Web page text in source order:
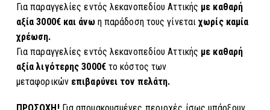
Για παραγγελίες εντός λεκανοπεδίου Αττικής με καθαρή
αξία 3000€ και άνω η παράδοση τους γίνεταιχωρίς καμία
χρέωση.
Για παραγγελίες εντός λεκανοπεδίου Αττικής με καθαρή
αξία λιγότερης 3000€το κόστος των
μεταφορικών επιβαρύνει τον πελάτη.
ΠΡΟΣΟΧΗ!Για απομακρυσμένες περιοχές ίσως υπάρξουν